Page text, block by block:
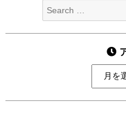
ペ
ー
り
Search
for: